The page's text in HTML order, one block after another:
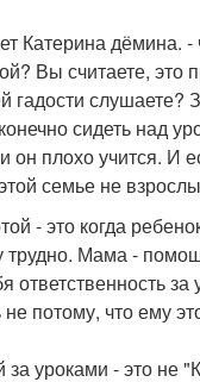
Катерина дёмина.
Вы считаете, это
гадости слушаете?
сидеть над
он плохо учится.
семье не
- это когда
Мама -
за
потому, что ему
уроками - это не